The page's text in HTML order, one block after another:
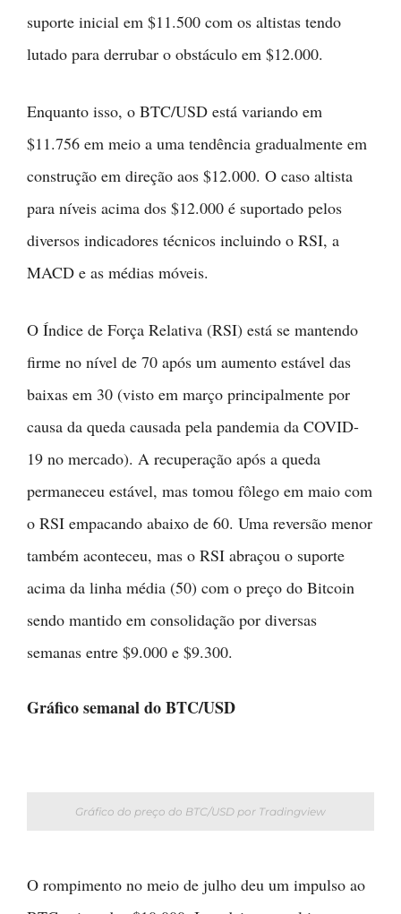
suporte inicial em $11.500 com os altistas tendo
lutado para derrubar o obstáculo em $12.000.
Enquanto isso, o BTC/USD está variando em
$11.756 em meio a uma tendência gradualmente em
construção em direção aos $12.000. O caso altista
para níveis acima dos $12.000 é suportado pelos
diversos indicadores técnicos incluindo o RSI, a
MACD e as médias móveis.
O Índice de Força Relativa (RSI) está se mantendo
firme no nível de 70 após um aumento estável das
baixas em 30 (visto em março principalmente por
causa da queda causada pela pandemia da COVID-
19 no mercado). A recuperação após a queda
permaneceu estável, mas tomou fôlego em maio com
o RSI empacando abaixo de 60. Uma reversão menor
também aconteceu, mas o RSI abraçou o suporte
acima da linha média (50) com o preço do Bitcoin
sendo mantido em consolidação por diversas
semanas entre $9.000 e $9.300.
Gráfico semanal do BTC/USD
Gráfico do preço do BTC/USD por Tradingview
O rompimento no meio de julho deu um impulso ao